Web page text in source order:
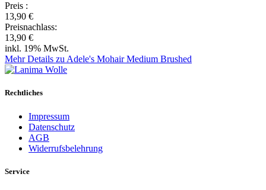
Preis :
13,90 €
Preisnachlass:
13,90 €
inkl. 19% MwSt.
Mehr Details zu Adele's Mohair Medium Brushed
Rechtliches
Impressum
Datenschutz
AGB
Widerrufsbelehrung
Service